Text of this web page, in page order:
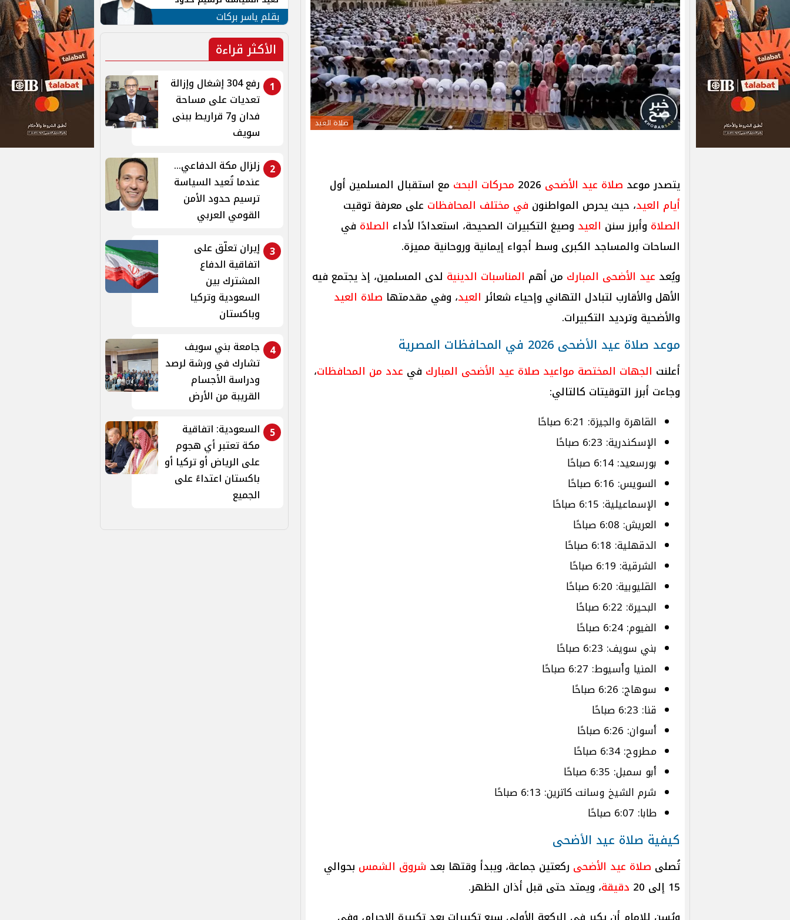
صلاة العيد
يتصدر موعد صلاة عيد الأضحى محركات البحث مع استقبال المسلمين أول
أيام العيد، حيث يحرص المواطنون في مختلف المحافظات على معرفة توقيت
الصلاة وأبرز سنن العيد وصيغ التكبيرات الصحيحة، استعدادًا لأداء الصلاة في
الساحات والمساجد الكبرى وسط أجواء إيمانية وروحانية مميزة.
ويُعد عيد الأضحى المبارك من أهم المناسبات الدينية لدى المسلمين، إذ يجتمع فيه
الأهل والأقارب لتبادل التهاني وإحياء شعائر العيد، وفي مقدمتها صلاة العيد
والأضحية وترديد التكبيرات.
موعد صلاة عيد الأضحى 2026 في المحافظات المصرية
أعلنت الجهات المختصة مواعيد صلاة عيد الأضحى المبارك في عدد من المحافظات،
وجاءت أبرز التوقيتات كالتالي:
القاهرة والجيزة: 6:21 صباحًا
الإسكندرية: 6:23 صباحًا
بورسعيد: 6:14 صباحًا
السويس: 6:16 صباحًا
الإسماعيلية: 6:15 صباحًا
العريش: 6:08 صباحًا
الدقهلية: 6:18 صباحًا
الشرقية: 6:19 صباحًا
القليوبية: 6:20 صباحًا
البحيرة: 6:22 صباحًا
الفيوم: 6:24 صباحًا
بني سويف: 6:23 صباحًا
المنيا وأسيوط: 6:27 صباحًا
سوهاج: 6:26 صباحًا
قنا: 6:23 صباحًا
أسوان: 6:26 صباحًا
مطروح: 6:34 صباحًا
أبو سمبل: 6:35 صباحًا
شرم الشيخ وسانت كاترين: 6:13 صباحًا
طابا: 6:07 صباحًا
كيفية صلاة عيد الأضحى
تُصلى صلاة عيد الأضحى ركعتين جماعة، ويبدأ وقتها بعد شروق الشمس بحوالي
15 إلى 20
دقيقة، ويمتد حتى قبل أذان الظهر.
الأمن القومي العربي
بقلم ياسر بركات
الأكثر قراءة
1
رفع 304 إشغال وإزالة
تعديات على مساحة
فدان و7 قراريط ببنى
سويف
2
زلزال مكة الدفاعي...
عندما تُعيد السياسة
ترسيم حدود الأمن
القومي العربي
3 إيران تعلّق على
اتفاقية الدفاع
المشترك بين
السعودية وتركيا
وباكستان
4
جامعة بني سويف
تشارك في ورشة لرصد
ودراسة الأجسام
القريبة من الأرض
5
السعودية: اتفاقية
مكة تعتبر أي هجوم
على الرياض أو تركيا أو
باكستان اعتداءً على
الجميع